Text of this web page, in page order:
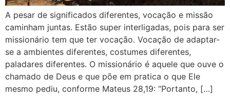
A pesar de significados diferentes, vocação e missão
caminham juntas. Estão super interligadas, pois para ser
missionário tem que ter vocação. Vocação de adaptar-
se a ambientes diferentes, costumes diferentes,
paladares diferentes. O missionário é aquele que ouve o
chamado de Deus e que põe em pratica o que Ele
mesmo pediu, conforme Mateus 28,19: “Portanto, […]